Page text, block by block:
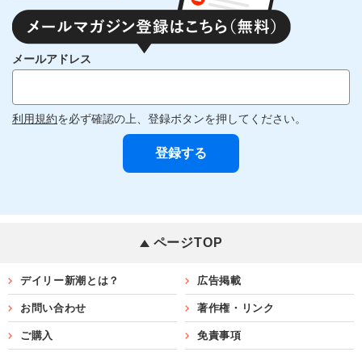
メールアドレス
利用規約を必ず確認の上、登録ボタンを押してください。
ページTOP
デイリー新潮とは？ 広告掲載
お問い合わせ 著作権・リンク
ご購入 免責事項